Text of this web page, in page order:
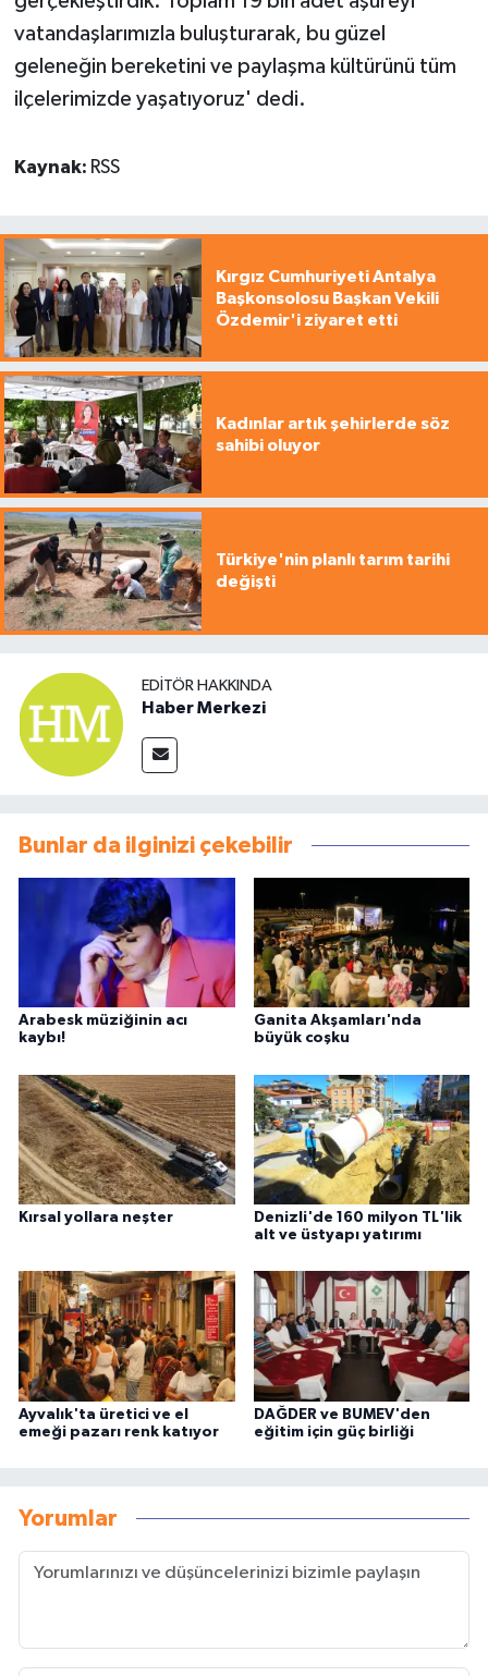
vatandaşlarımızla buluşturarak, bu güzel
geleneğin bereketini ve paylaşma kültürünü tüm
ilçelerimizde yaşatıyoruz' dedi.
Kaynak: RSS
Kırgız Cumhuriyeti Antalya
Başkonsolosu Başkan Vekili
Özdemir'i ziyaret etti
Kadınlar artık şehirlerde söz
sahibi oluyor
Türkiye'nin planlı tarım tarihi
değişti
EDITÖR HAKKINDA
Haber Merkezi
Bunlar da ilginizi çekebilir
Arabesk müziğinin acı
kaybı!
Ganita Akşamları'nda
büyük coşku
Kırsal yollara neşter
Denizli'de 160 milyon TL'lik
alt ve üstyapı yatırımı
Ayvalık'ta üretici ve el
emeği pazarı renk katıyor
DAĞDER ve BUMEV'den
eğitim için güç birliği
Yorumlar